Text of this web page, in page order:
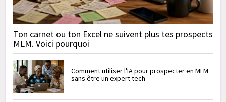
Ton carnet ou ton Excel ne suivent plus tes prospects
MLM. Voici pourquoi
Comment utiliser l'IA pour prospecter en MLM
sans être un expert tech